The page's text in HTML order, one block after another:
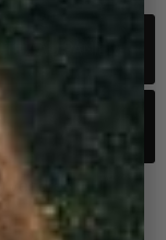
AU PANIER
vendredi